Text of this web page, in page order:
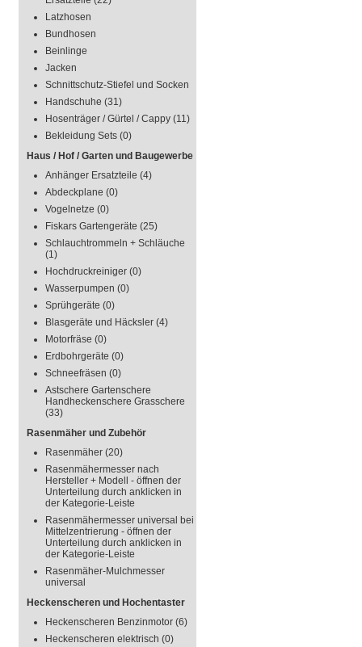
Latzhosen
Bundhosen
Beinlinge
Jacken
Schnittschutz-Stiefel und Socken
Handschuhe (31)
Hosenträger / Gürtel / Cappy (11)
Bekleidung Sets (0)
Haus / Hof / Garten und Baugewerbe
Anhänger Ersatzteile (4)
Abdeckplane (0)
Vogelnetze (0)
Fiskars Gartengeräte (25)
Schlauchtrommeln + Schläuche
(1)
Hochdruckreiniger (0)
Wasserpumpen (0)
Sprühgeräte (0)
Blasgeräte und Häcksler (4)
Motorfräse (0)
Erdbohrgeräte (0)
Schneefräsen (0)
Astschere Gartenschere
Handheckenschere Grasschere
(33)
Rasenmäher und Zubehör
Rasenmäher (20)
Rasenmähermesser nach
Hersteller + Modell - öffnen der
Unterteilung durch anklicken in
der Kategorie-Leiste
Rasenmähermesser universal bei
Mittelzentrierung - öffnen der
Unterteilung durch anklicken in
der Kategorie-Leiste
Rasenmäher-Mulchmesser
universal
Heckenscheren und Hochentaster
Heckenscheren Benzinmotor (6)
Heckenscheren elektrisch (0)